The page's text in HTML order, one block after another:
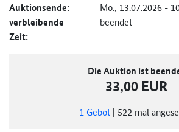
Auktionsende: Mo., 13.07.2026 -
verbleibende
Zeit:
beendet
Die Auktion ist
33,00 EUR
1 Gebot | 522 mal